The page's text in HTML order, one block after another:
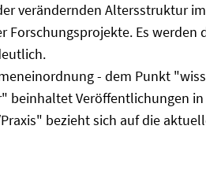
verändernden Altersstruktur
Es werden
- dem Punkt
Veröffentlichungen
bezieht sich auf die